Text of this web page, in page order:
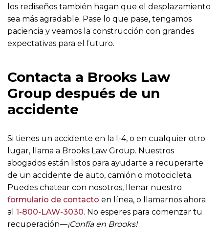
los rediseños también hagan que el desplazamiento
sea más agradable. Pase lo que pase, tengamos
paciencia y veamos la construcción con grandes
expectativas para el futuro.
Contacta a Brooks Law
Group después de un
accidente
Si tienes un accidente en la I-4, o en cualquier otro
lugar, llama a Brooks Law Group. Nuestros
abogados están listos para ayudarte a recuperarte
de un accidente de auto, camión o motocicleta.
Puedes chatear con nosotros, llenar nuestro
formulario de contacto en línea, o llamarnos ahora
al 1-800-LAW-3030. No esperes para comenzar tu
recuperación—¡Confía en Brooks!